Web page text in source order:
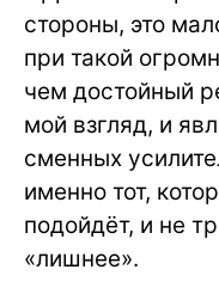
стороны, это
при такой
чем достойный
мой взгляд, и
сменных
именно тот,
подойдёт, и не
«лишнее».